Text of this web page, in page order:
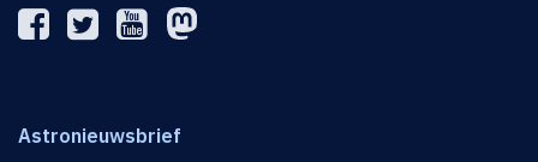
Astronieuwsbrief